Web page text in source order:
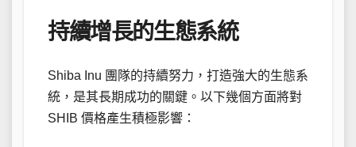
持續增長的生態系統
Shiba Inu 團隊的持續努力，打造強大的生態系
統，是其長期成功的關鍵。以下幾個方面將對
SHIB 價格產生積極影響：